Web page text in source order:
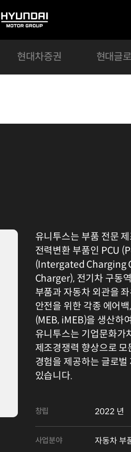
HYUNDAI
MOTOR
GROUP
현대차증권 현대글
유니투스는 부품 전문
전력변환 부품인 PCU
(Intergated Charging
Charger), 전기차 구동
부품과 자동차 외관을
안전을 위한 각종 에어
(MEB, iMEB)을 생산하
유니투스는 기업문화가
제조경쟁력 향상으로
경험을 제공하는 글로
있습니다.
창립 2022 년
사업분야 자동차 부